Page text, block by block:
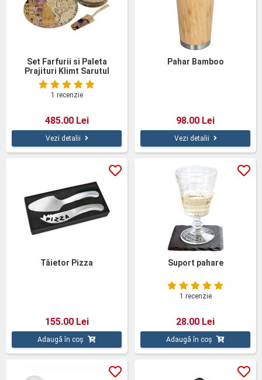
Set Farfurii si Paleta
Prajituri Klimt Sarutul
1 recenzie
485.00 Lei
Vezi detalii
Pahar Bamboo
98.00 Lei
Vezi detalii
Tăietor Pizza
155.00 Lei
Adaugă în coș
Suport pahare
1 recenzie
28.00 Lei
Adaugă în coș